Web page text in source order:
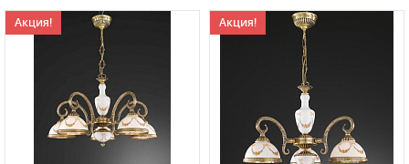
Акция! Акция!